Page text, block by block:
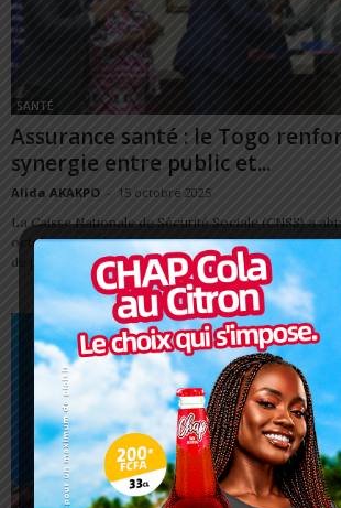
SANTÉ
Assurance santé : le Togo
synergie entre public et...
Alida AKAKPO - 15 octobre 2025
La Caisse Nationale de Sécurité Sociale (CNSS) a
octobre 2025, la cérémonie officielle de signature
de partenariat...